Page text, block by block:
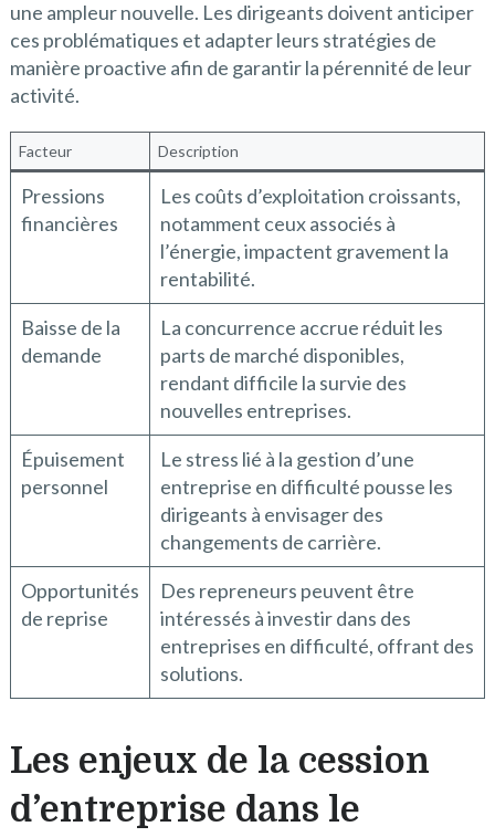
une ampleur nouvelle. Les dirigeants doivent anticiper
ces problématiques et adapter leurs stratégies de
manière proactive afin de garantir la pérennité de leur
activité.
Facteur Description
Pressions
financières
Les coûts d’exploitation croissants,
notamment ceux associés à
l’énergie, impactent gravement la
rentabilité.
Baisse de la
demande
La concurrence accrue réduit les
parts de marché disponibles,
rendant difficile la survie des
nouvelles entreprises.
Épuisement
personnel
Le stress lié à la gestion d’une
entreprise en difficulté pousse les
dirigeants à envisager des
changements de carrière.
Opportunités
de reprise
Des repreneurs peuvent être
intéressés à investir dans des
entreprises en difficulté, offrant des
solutions.
Les enjeux de la cession
d’entreprise dans le